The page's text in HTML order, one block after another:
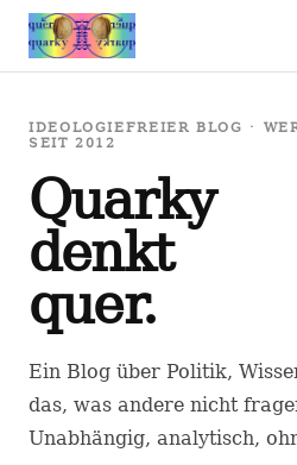
IDEOLOGIEFREIER BLOG ·
SEIT 2012
Quarky
denkt
quer.
Ein Blog über Politik,
das, was andere nicht
Unabhängig, analytisch,